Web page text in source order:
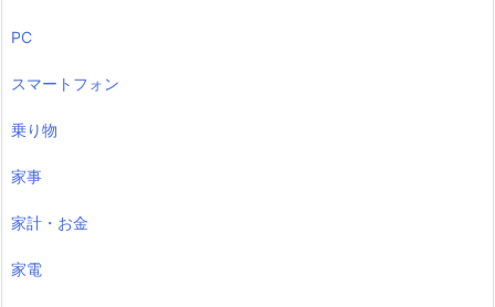
PC
スマートフォン
乗り物
家事
家計・お金
家電